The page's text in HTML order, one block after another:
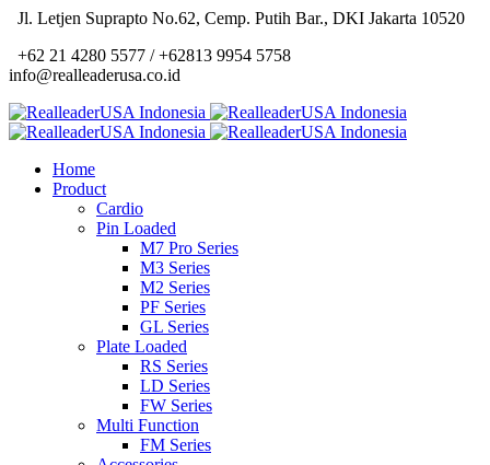
Jl. Letjen Suprapto No.62, Cemp. Putih Bar., DKI Jakarta 10520
+62 21 4280 5577 / +62813 9954 5758
info@realleaderusa.co.id
Home
Product
Cardio
Pin Loaded
M7 Pro Series
M3 Series
M2 Series
PF Series
GL Series
Plate Loaded
RS Series
LD Series
FW Series
Multi Function
FM Series